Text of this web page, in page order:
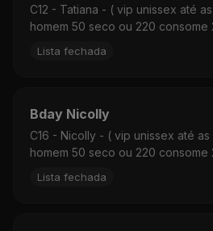
C12 - Tatiana - ( vip unissex até
homem 50 seco ou 220 consome
Lista fechada
Bday Nicolly
C16 - Nicolly - ( vip unissex até
homem 50 seco ou 220 consome
Lista fechada